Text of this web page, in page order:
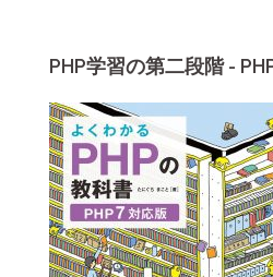
PHP学習の第二段階 -